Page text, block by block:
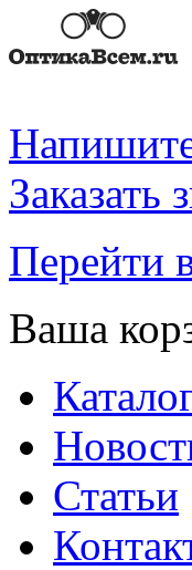
Заказать
Перейти
Ваша
Статьи